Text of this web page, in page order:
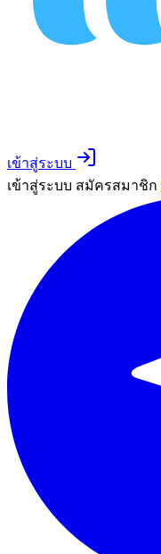
เข้าสู่ระบบ
เข้าสู่ระบบ สมัครสมาชิก